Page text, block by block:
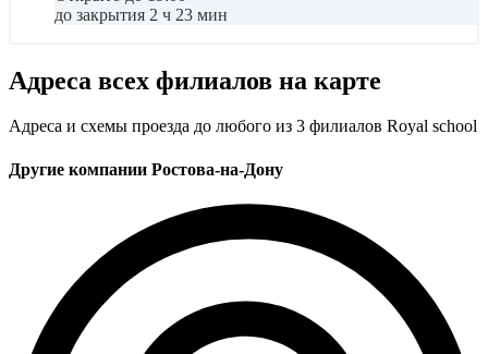
до закрытия 2 ч 23 мин
Адреса всех филиалов на карте
Адреса и схемы проезда до любого из 3 филиалов Royal school
Другие компании Ростова-на-Дону